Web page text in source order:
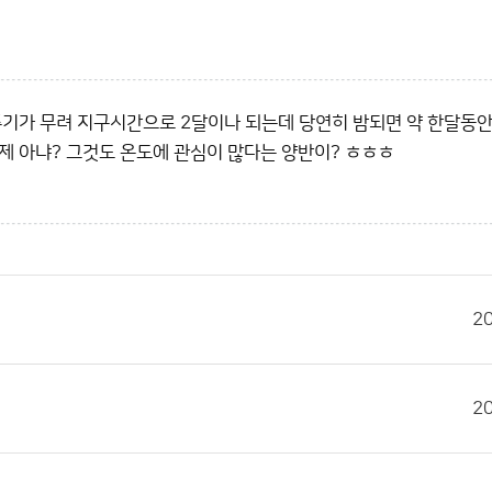
가 무려 지구시간으로 2달이나 되는데 당연히 밤되면 약 한달동안
아냐? 그것도 온도에 관심이 많다는 양반이? ㅎㅎㅎ